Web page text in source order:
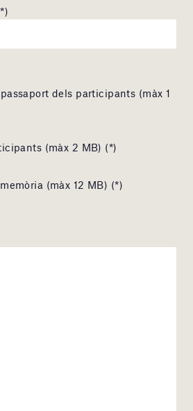
dels participants (màx 1
(màx 2 MB) (*)
(màx 12 MB) (*)